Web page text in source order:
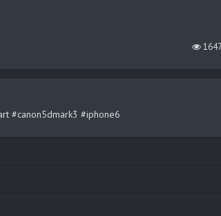
1647
#canon5dmark3 #iphone6